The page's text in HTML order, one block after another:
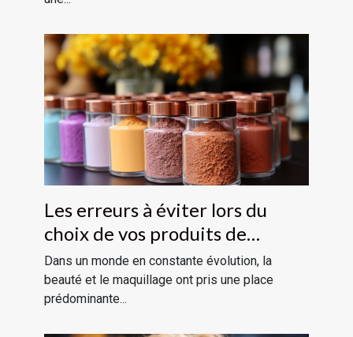
Les erreurs à éviter lors du
choix de vos produits de
maquillage
Dans un monde en constante évolution, la
beauté et le maquillage ont pris une place
prédominante...